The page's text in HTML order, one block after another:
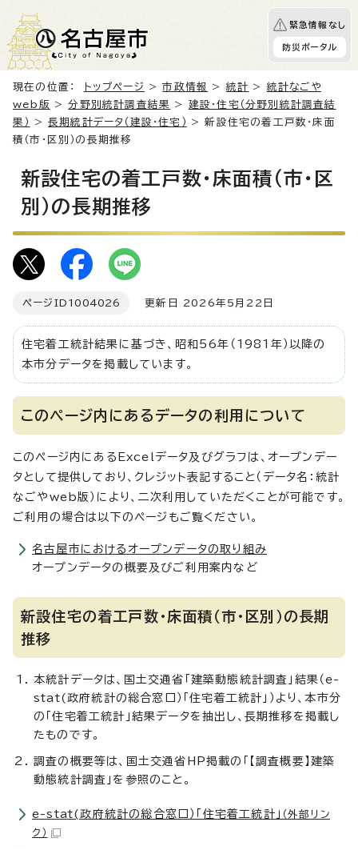
緊急情報なし
防災ポータル
現在の位置： トップページ >市政情報 > 統計 > 統計なごや
web版 >分野別統計調査結果 > 建設・住宅（分野別統計調査結
果）
>長期統計データ（建設・住宅）
> 新設住宅の着工戸数・床面
積（市・区別）の長期推移
新設住宅の着工戸数・床面積（市・区
別）の長期推移
ページID 1004026 更新日 2026年5月22日
住宅着工統計結果に基づき、昭和56年（1981年）以降の
本市分データを掲載しています。
このページ内にあるデータの利用について
このページ内にあるExcelデータ及びグラフは、オープンデー
タとして提供しており、クレジット表記すること（データ名：統計
なごやweb版）により、二次利用していただくことが可能です。
ご利用の場合は以下のページもご覧ください。
名古屋市におけるオープンデータの取り組み
オープンデータの概要及びご利用案内など
新設住宅の着工戸数・床面積（市・区別）の長期
推移
本統計データは、国土交通省「建築動態統計調査」結果（e-
stat(政府統計の総合窓口）「住宅着工統計」）より、本市分
の「住宅着工統計」結果データを抽出し、長期推移を掲載し
たものです。
調査の概要等は、国土交通省HP掲載の「【調査概要】建築
動態統計調査」を参照のこと。
e-stat(政府統計の総合窓口）「住宅着工統計」 （外部リン
ク）